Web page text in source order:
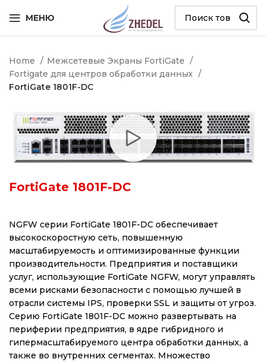
МЕНЮ
Home
Межсетевые Экраны FortiGate
Fortigate для центров обработки данных
FortiGate 1801F-DC
FortiGate 1801F-DC
NGFW серии FortiGate 1801F-DC обеспечивает
высокоскоростную сеть, повышенную
масштабируемость и оптимизированные функции
производительности. Предприятия и поставщики
услуг, использующие FortiGate NGFW, могут управлять
всеми рисками безопасности с помощью лучшей в
отрасли системы IPS, проверки SSL и защиты от угроз.
Серию FortiGate 1801F-DC можно развертывать на
периферии предприятия, в ядре гибридного и
гипермасштабируемого центра обработки данных, а
также во внутренних сегментах. Множество